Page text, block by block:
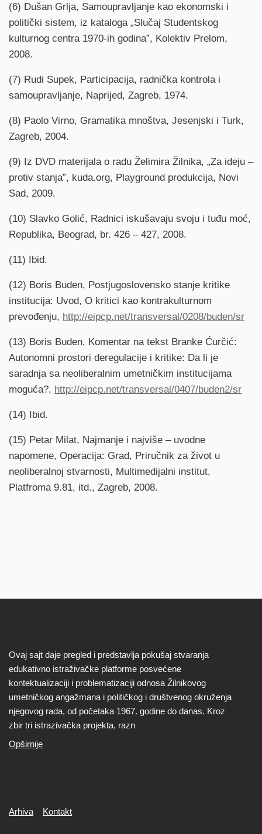
(6) Dušan Grlja, Samoupravljanje kao ekonomski i
politički sistem, iz kataloga „Slučaj Studentskog
kulturnog centra 1970-ih godina”, Kolektiv Prelom,
2008.
(7) Rudi Supek, Participacija, radnička kontrola i
samoupravljanje, Naprijed, Zagreb, 1974.
(8) Paolo Virno, Gramatika mnoštva, Jesenjski i Turk,
Zagreb, 2004.
(9) Iz DVD materijala o radu Želimira Žilnika, „Za ideju –
protiv stanja”, kuda.org, Playground produkcija, Novi
Sad, 2009.
(10) Slavko Golić, Radnici iskušavaju svoju i tuđu moć,
Republika, Beograd, br. 426 – 427, 2008.
(11) Ibid.
(12) Boris Buden, Postjugoslovensko stanje kritike
institucija: Uvod, O kritici kao kontrakulturnom
prevođenju, http://eipcp.net/transversal/0208/buden/sr
(13) Boris Buden, Komentar na tekst Branke Ćurčić:
Autonomni prostori deregulacije i kritike: Da li je
saradnja sa neoliberalnim umetničkim institucijama
moguća?, http://eipcp.net/transversal/0407/buden2/sr
(14) Ibid.
(15) Petar Milat, Najmanje i najviše – uvodne
napomene, Operacija: Grad, Priručnik za život u
neoliberalnoj stvarnosti, Multimedijalni institut,
Platfroma 9.81, itd., Zagreb, 2008.
Ovaj sajt daje pregled i predstavlja pokušaj stvaranja
edukativno istraživačke platforme posvećene
kontektualizaciji i problematizaciji odnosa Žilnikovog
umetničkog angažmana i političkog i društvenog okruženja
njegovog rada, od početaka 1967. godine do danas. Kroz
zbir tri istrazivačka projekta, razn
Opširnije
Arhiva Kontakt